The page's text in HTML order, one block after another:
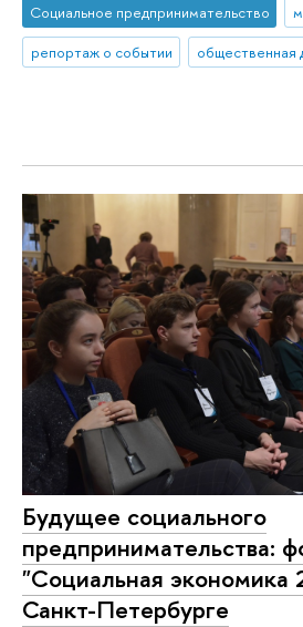
Социальное предпринимательство
репортаж о событии
общественная
Будущее социального
предпринимательства:
"Социальная экономика
Санкт-Петербурге